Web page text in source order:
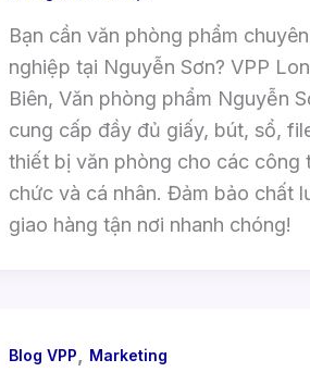
Bạn cần văn phòng phẩm chuyên
nghiệp tại Nguyễn Sơn? VPP
Biên, Văn phòng phẩm Nguyễn
cung cấp đầy đủ giấy, bút, sổ,
thiết bị văn phòng cho các công
chức và cá nhân. Đảm bảo chất
giao hàng tận nơi nhanh chóng!
Blog VPP Marketing